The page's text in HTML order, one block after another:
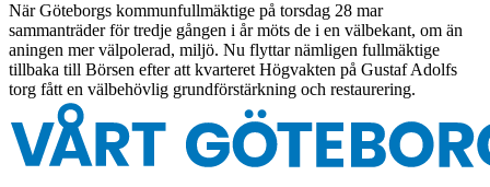
När Göteborgs kommunfullmäktige på torsdag 28 mar
sammanträder för tredje gången i år möts de i en välbekant, om än
aningen mer välpolerad, miljö. Nu flyttar nämligen fullmäktige
tillbaka till Börsen efter att kvarteret Högvakten på Gustaf Adolfs
torg fått en välbehövlig grundförstärkning och restaurering.